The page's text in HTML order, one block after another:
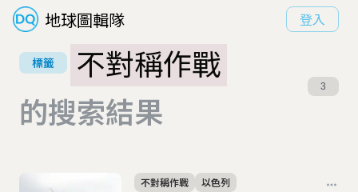
地球圖輯隊 登入
標籤
不對稱作戰
的搜索結果
3
不對稱作戰 以色列